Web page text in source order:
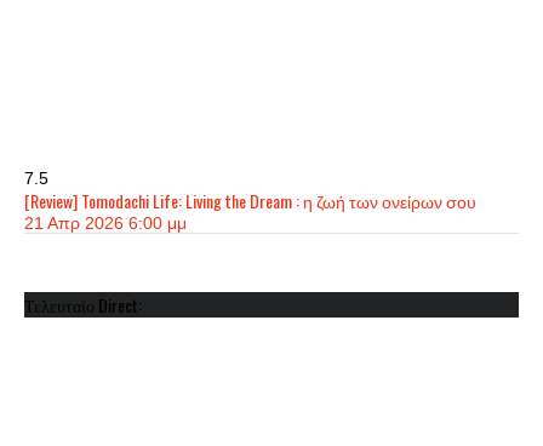
7.5
[Review] Tomodachi Life: Living the Dream : η ζωή των ονείρων σου
21 Απρ 2026 6:00 μμ
Τελευταίο Direct: